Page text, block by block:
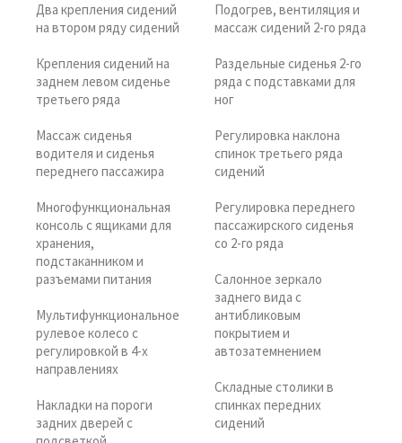
Два крепления сидений
на втором ряду сидений
Крепления сидений на
заднем левом сиденье
третьего ряда
Массаж сиденья
водителя и сиденья
переднего пассажира
Многофункциональная
консоль с ящиками для
хранения,
подстаканником и
разъемами питания
Мультифункциональное
рулевое колесо с
регулировкой в 4-х
направлениях
Накладки на пороги
задних дверей с
Подогрев, вентиляция и
массаж сидений 2-го ряда
Раздельные сиденья 2-го
ряда с подставками для
ног
Регулировка наклона
спинок третьего ряда
сидений
Регулировка переднего
пассажирского сиденья
со 2-го ряда
Салонное зеркало
заднего вида с
антибликовым
покрытием и
автозатемнением
Складные столики в
спинках передних
сидений